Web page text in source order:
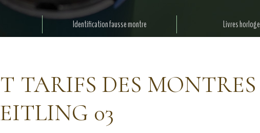
Identification fausse montre Livres
TARIFS DES MONTRES
03